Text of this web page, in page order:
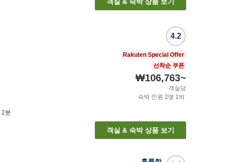
2분
4.2
Rakuten Special Offer
선착순 쿠폰
₩106,763~
객실당
숙박 인원 2명 1박
객실 & 숙박 상품 보기